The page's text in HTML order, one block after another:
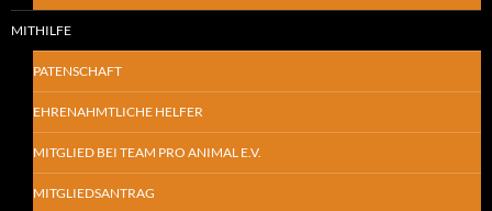
MITHILFE
PATENSCHAFT
EHRENAHMTLICHE HELFER
MITGLIED BEI TEAM PRO ANIMAL E.V.
MITGLIEDSANTRAG